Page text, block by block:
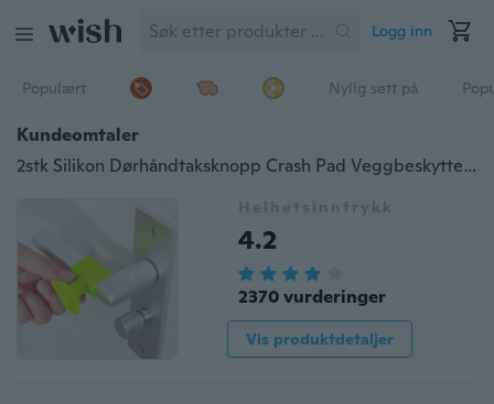
Logg inn
Populært Nylig sett på
Kundeomtaler
2stk Silikon Dørhåndtaksknopp Crash Pad Veggbeskyttere Støtfanger Beskyttelse Dørstopper Anti Collision
Helhetsinntrykk
4.2
2370 vurderinger
Vis produktdetaljer